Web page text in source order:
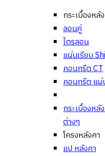
กระเบื้องหลั
ลอนคู่
ไตรลอน
แผ่นเรียบ
คอนกรีต CT
คอนกรีต แผ่
กระเบื้องหลั
ต่างๆ
โครงหลังคา
แป หลังคา